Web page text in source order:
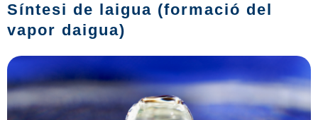
Síntesi de laigua (formació del
vapor daigua)